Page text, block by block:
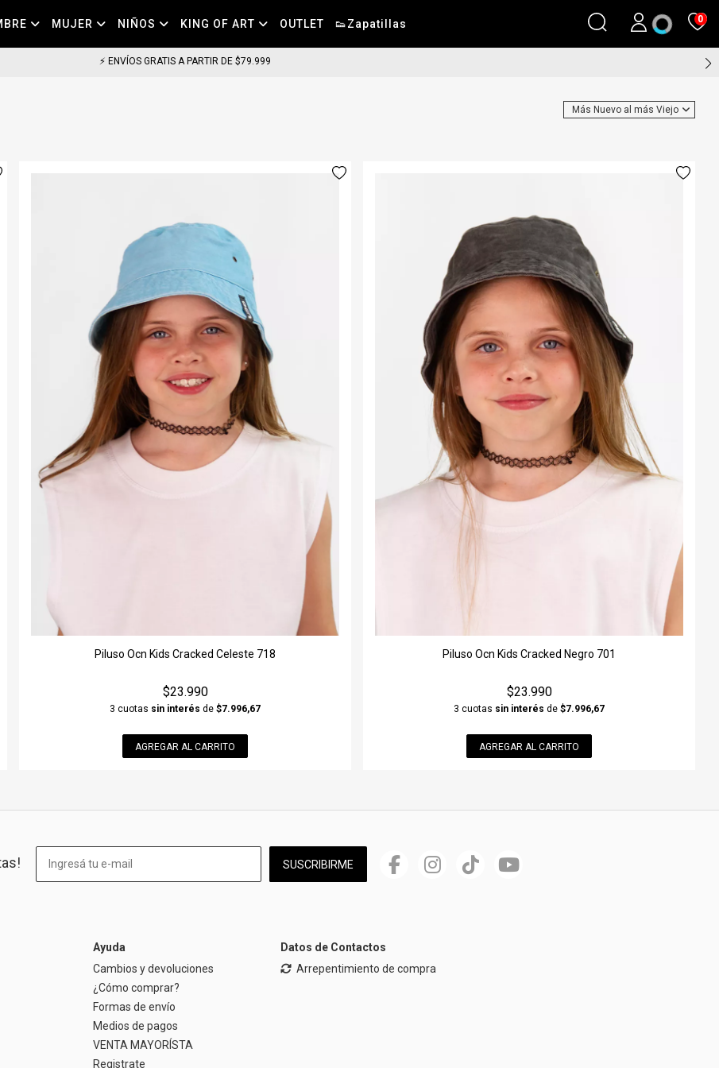
MUJER NIÑOS KING OF ART OUTLET 👟Zapatillas 0
⚡ ENVÍOS GRATIS A PARTIR DE $79.999
Piluso Ocn Kids Cracked Celeste 718
$23.990
3 cuotas sin interés de $7.996,67
AGREGAR AL CARRITO
Piluso Ocn Kids Cracked Negro 701
$23.990
3 cuotas sin interés de $7.996,67
AGREGAR AL CARRITO
SUSCRIBIRME
Ayuda
Cambios y devoluciones
¿Cómo comprar?
Formas de envío
Medios de pagos
VENTA MAYORÍSTA
Registrate
Datos de Contactos
Arrepentimiento de compra